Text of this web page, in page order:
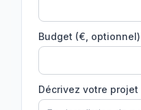
Budget (€, optionnel)
Décrivez votre projet